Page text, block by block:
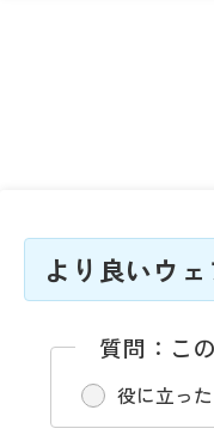
より良いウ
質問：こ
役に立った